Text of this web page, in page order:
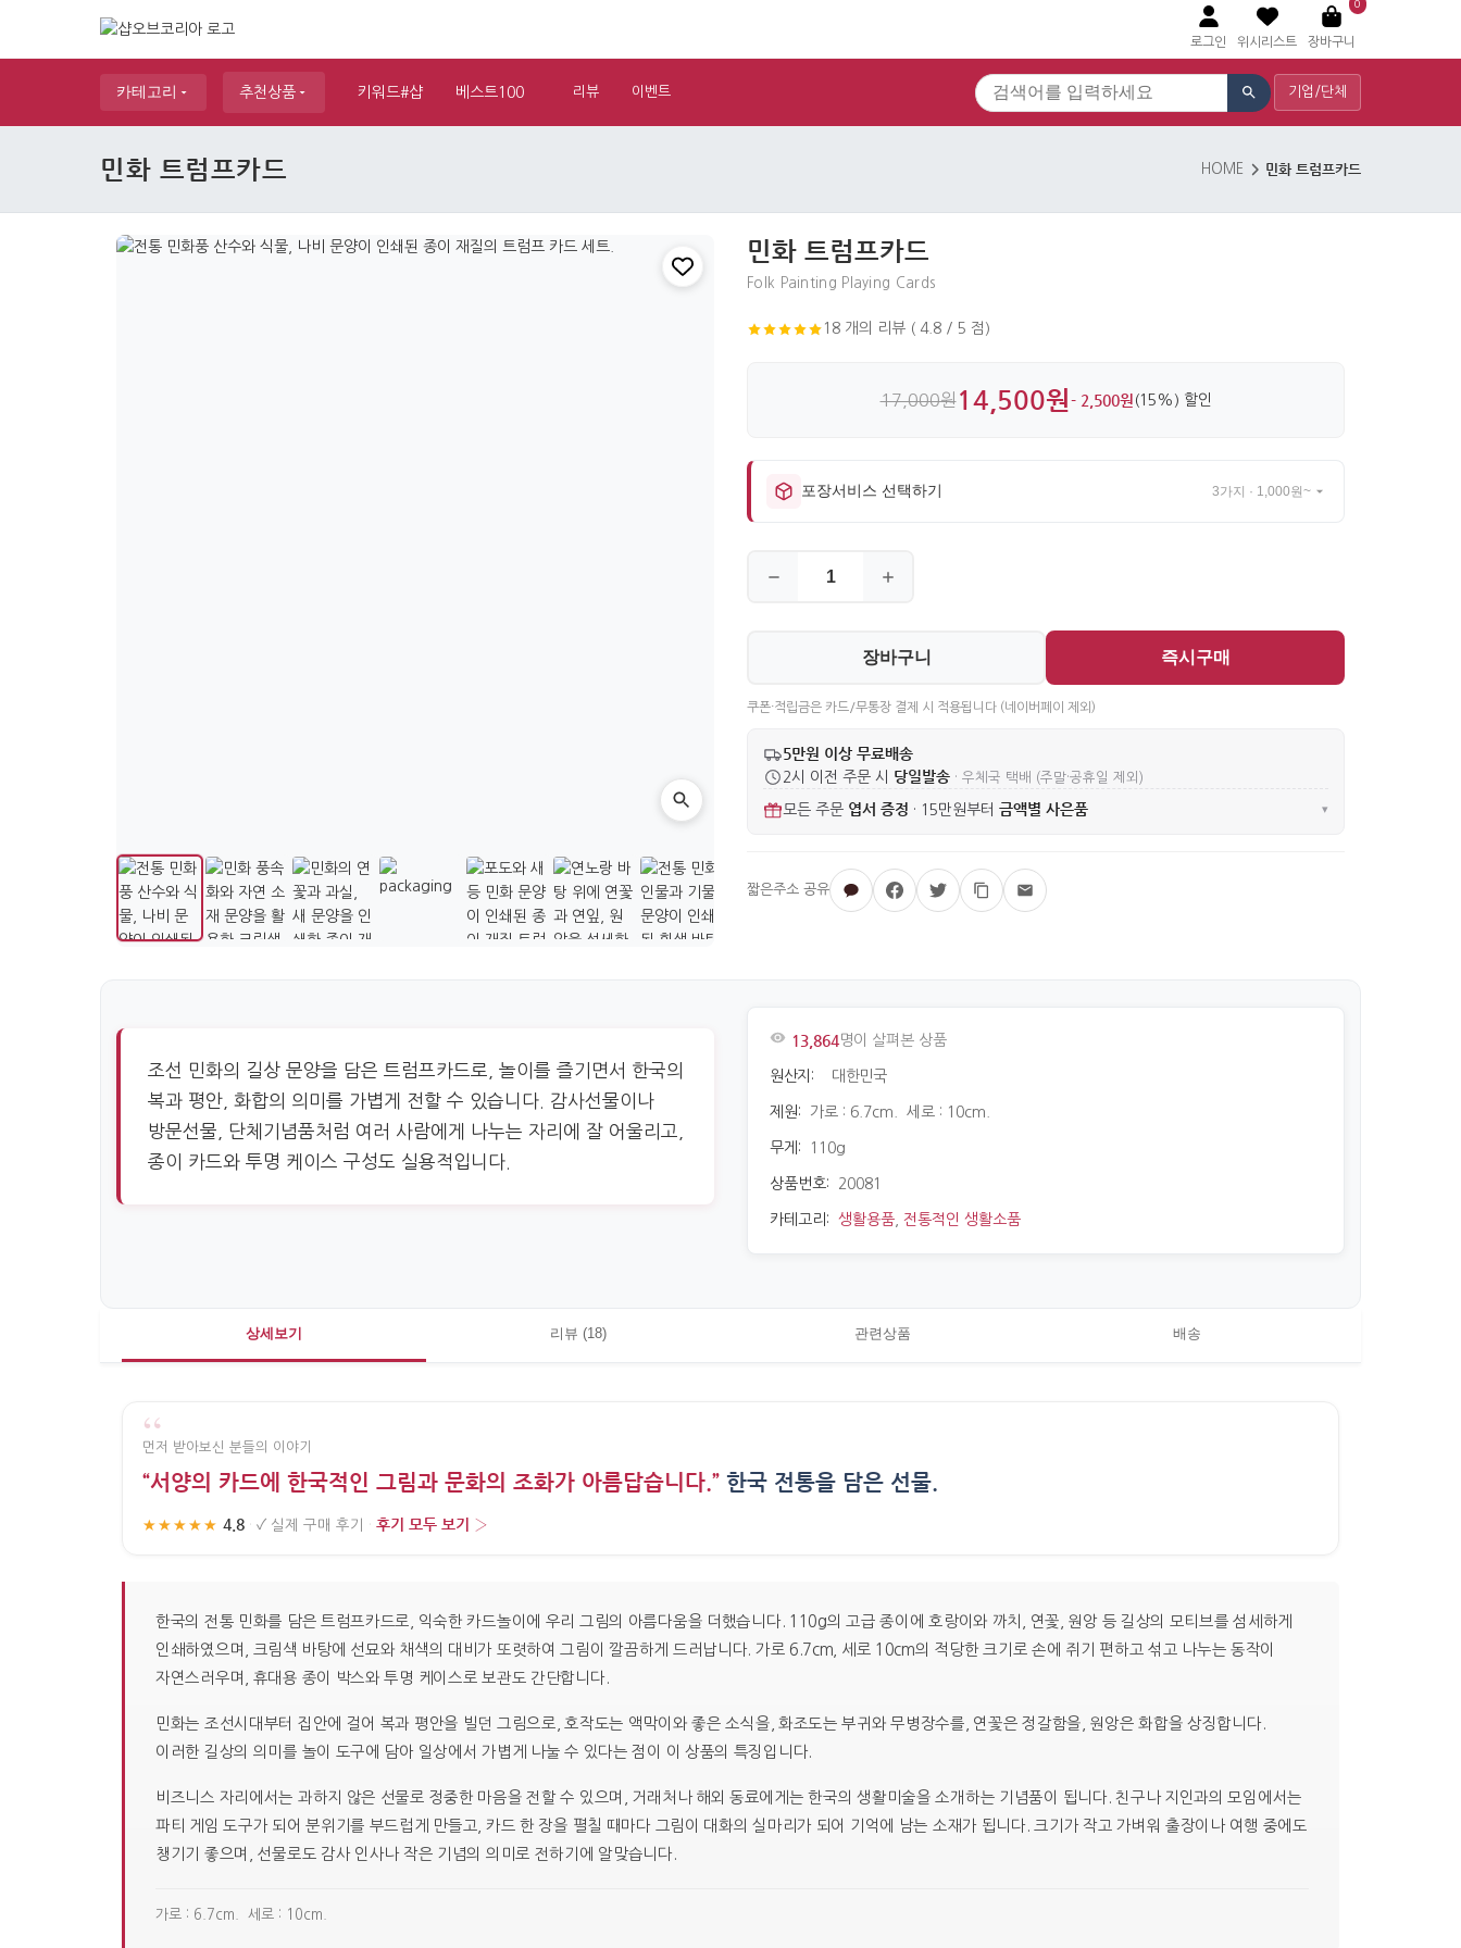
로그인 위시리스트
0
장바구니
카테고리 추천상품 키워드#샵 베스트100 리뷰 이벤트 기업/단체
민화 트럼프카드 HOME 민화 트럼프카드
민화 트럼프카드
Folk Painting Playing Cards
18 개의 리뷰 ( 4.8 / 5 점)
17,000원14,500원- 2,500원 (15%) 할인
포장서비스 선택하기 3가지 · 1,000원~
장바구니 즉시구매
쿠폰·적립금은 카드/무통장 결제 시 적용됩니다 (네이버페이 제외)
5만원 이상 무료배송
2시 이전 주문 시 당일발송 · 우체국 택배 (주말·공휴일 제외)
모든 주문 엽서 증정 · 15만원부터 금액별 사은품 ▾
조선 민화의 길상 문양을 담은 트럼프카드로, 놀이를 즐기면서 한국의
복과 평안, 화합의 의미를 가볍게 전할 수 있습니다. 감사선물이나
방문선물, 단체기념품처럼 여러 사람에게 나누는 자리에 잘 어울리고,
종이 카드와 투명 케이스 구성도 실용적입니다.
13,864명이 살펴본 상품
원산지: 대한민국
제원: 가로 : 6.7cm. 세로 : 10cm.
무게: 110g
상품번호: 20081
카테고리: 생활용품 전통적인 생활소품
상세보기 리뷰 (18) 관련상품 배송
“
먼저 받아보신 분들의 이야기
“서양의 카드에 한국적인 그림과 문화의 조화가 아름답습니다.” 한국 전통을 담은 선물.
★★★★★ 4.8 · ✓ 실제 구매 후기 · 후기 모두 보기 ›
한국의 전통 민화를 담은 트럼프카드로, 익숙한 카드놀이에 우리 그림의 아름다움을 더했습니다. 110g의 고급 종이에 호랑이와 까치, 연꽃, 원앙 등 길상의 모티브를 섬세하게
인쇄하였으며, 크림색 바탕에 선묘와 채색의 대비가 또렷하여 그림이 깔끔하게 드러납니다. 가로 6.7cm, 세로 10cm의 적당한 크기로 손에 쥐기 편하고 섞고 나누는 동작이
자연스러우며, 휴대용 종이 박스와 투명 케이스로 보관도 간단합니다.
민화는 조선시대부터 집안에 걸어 복과 평안을 빌던 그림으로, 호작도는 액막이와 좋은 소식을, 화조도는 부귀와 무병장수를, 연꽃은 정갈함을, 원앙은 화합을 상징합니다.
이러한 길상의 의미를 놀이 도구에 담아 일상에서 가볍게 나눌 수 있다는 점이 이 상품의 특징입니다.
비즈니스 자리에서는 과하지 않은 선물로 정중한 마음을 전할 수 있으며, 거래처나 해외 동료에게는 한국의 생활미술을 소개하는 기념품이 됩니다. 친구나 지인과의 모임에서는
파티 게임 도구가 되어 분위기를 부드럽게 만들고, 카드 한 장을 펼칠 때마다 그림이 대화의 실마리가 되어 기억에 남는 소재가 됩니다. 크기가 작고 가벼워 출장이나 여행 중에도
챙기기 좋으며, 선물로도 감사 인사나 작은 기념의 의미로 전하기에 알맞습니다.
가로 : 6.7cm. 세로 : 10cm.